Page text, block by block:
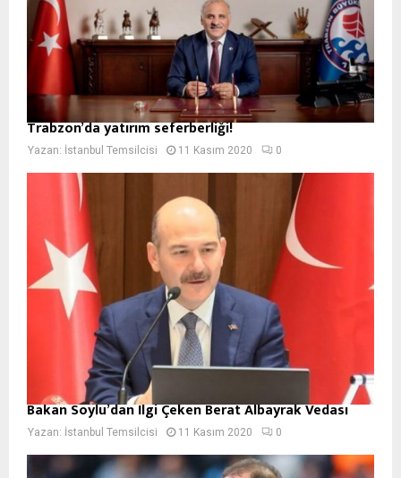
Trabzon’da yatırım seferberliği!
Yazan: İstanbul Temsilcisi 11 Kasım 2020 0
Bakan Soylu’dan İlgi Çeken Berat Albayrak Vedası
Yazan: İstanbul Temsilcisi 11 Kasım 2020 0